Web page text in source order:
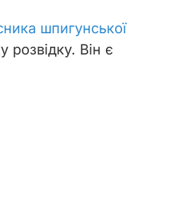
шпигунської
розвідку. Він є